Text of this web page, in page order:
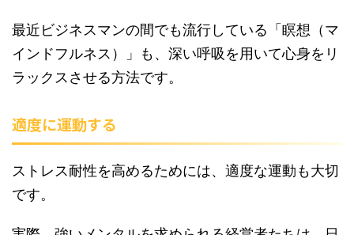
最近ビジネスマンの間でも流行している「瞑想（マ
インドフルネス）」も、深い呼吸を用いて心身をリ
ラックスさせる方法です。
適度に運動する
ストレス耐性を高めるためには、適度な運動も大切
です。